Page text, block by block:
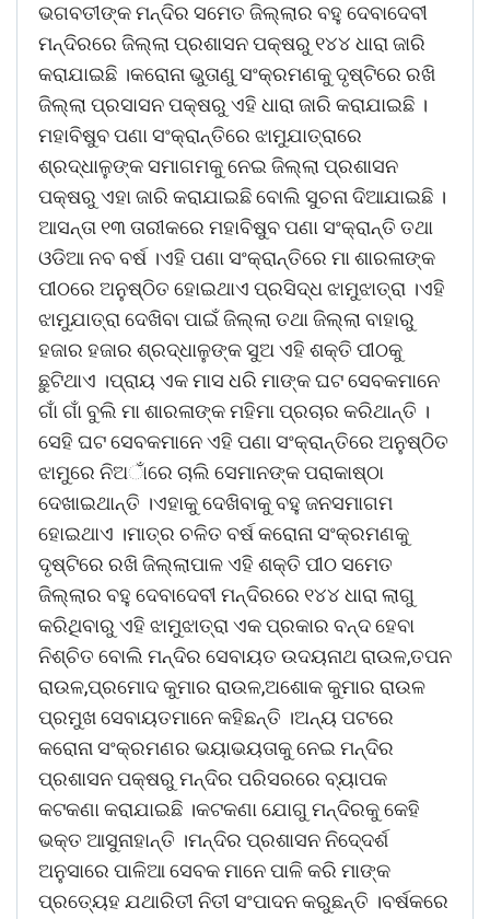
ଭଗବତୀଙ୍କ ମନ୍ଦିର ସମେତ ଜିଲ୍ଲାର ବହୁ ଦେବାଦେବୀ
ମନ୍ଦିରରେ ଜିଲ୍ଲା ପ୍ରଶାସନ ପକ୍ଷରୁ ୧୪୪ ଧାରା ଜାରି
କରାଯାଇଛି ।କରୋନା ଭୁତାଣୁ ସଂକ୍ରମଣକୁ ଦୃଷ୍ଟିରେ ରଖି
ଜିଲ୍ଲା ପ୍ରସାସନ ପକ୍ଷରୁ ଏହି ଧାରା ଜାରି କରାଯାଇଛି ।
ମହାବିଷୁବ ପଣା ସଂକ୍ରାନ୍ତିରେ ଝାମୁଯାତ୍ରାରେ
ଶ୍ରଦ୍ଧାଳୁଙ୍କ ସମାଗମକୁ ନେଇ ଜିଲ୍ଲା ପ୍ରଶାସନ
ପକ୍ଷରୁ ଏହା ଜାରି କରାଯାଇଛି ବୋଲି ସୁଚନା ଦିଆଯାଇଛି ।
ଆସନ୍ତା ୧୩ ତାରୀକରେ ମହାବିଷୁବ ପଣା ସଂକ୍ରାନ୍ତି ତଥା
ଓଡିଆ ନବ ବର୍ଷ ।ଏହି ପଣା ସଂକ୍ରାନ୍ତିରେ ମା ଶାରଳାଙ୍କ
ପୀଠରେ ଅନୁଷ୍ଠିତ ହୋଇଥାଏ ପ୍ରସିଦ୍ଧ ଝାମୁଝାତ୍ରା ।ଏହି
ଝାମୁଯାତ୍ରା ଦେଖିବା ପାଇଁ ଜିଲ୍ଲା ତଥା ଜିଲ୍ଲା ବାହାରୁ
ହଜାର ହଜାର ଶ୍ରଦ୍ଧାଳୁଙ୍କ ସୁଅ ଏହି ଶକ୍ତି ପୀଠକୁ
ଛୁଟିଥାଏ ।ପ୍ରାୟ ଏକ ମାସ ଧରି ମାଙ୍କ ଘଟ ସେବକମାନେ
ଗାଁ ଗାଁ ବୁଲି ମା ଶାରଳାଙ୍କ ମହିମା ପ୍ରଚାର କରିଥାନ୍ତି ।
ସେହି ଘଟ ସେବକମାନେ ଏହି ପଣା ସଂକ୍ରାନ୍ତିରେ ଅନୁଷ୍ଠିତ
ଝାମୁରେ ନିଅାଁରେ ଚାଲି ସେମାନଙ୍କ ପରାକାଷ୍ଠା
ଦେଖାଇଥାନ୍ତି ।ଏହାକୁ ଦେଖିବାକୁ ବହୁ ଜନସମାଗମ
ହୋଇଥାଏ ।ମାତ୍ର ଚଳିତ ବର୍ଷ କରୋନା ସଂକ୍ରମଣକୁ
ଦୃଷ୍ଟିରେ ରଖି ଜିଲ୍ଲାପାଳ ଏହି ଶକ୍ତି ପୀଠ ସମେତ
ଜିଲ୍ଲାର ବହୁ ଦେବାଦେବୀ ମନ୍ଦିରରେ ୧୪୪ ଧାରା ଲାଗୁ
କରିଥିବାରୁ ଏହି ଝାମୁଝାତ୍ରା ଏକ ପ୍ରକାର ବନ୍ଦ ହେବା
ନିଶ୍ଚିତ ବୋଲି ମନ୍ଦିର ସେବାୟତ ଉଦୟନାଥ ରାଉଳ,ତପନ
ରାଉଳ,ପ୍ରମୋଦ କୁମାର ରାଉଳ,ଅଶୋକ କୁମାର ରାଉଳ
ପ୍ରମୁଖ ସେବାୟତମାନେ କହିଛନ୍ତି ।ଅନ୍ୟ ପଟରେ
କରୋନା ସଂକ୍ରମଣର ଭୟାଭୟତାକୁ ନେଇ ମନ୍ଦିର
ପ୍ରଶାସନ ପକ୍ଷରୁ ମନ୍ଦିର ପରିସରରେ ବ୍ୟାପକ
କଟକଣା କରାଯାଇଛି ।କଟକଣା ଯୋଗୁ ମନ୍ଦିରକୁ କେହି
ଭକ୍ତ ଆସୁନାହାନ୍ତି ।ମନ୍ଦିର ପ୍ରଶାସନ ନିଦେ୍ଦର୍ଶ
ଅନୁସାରେ ପାଳିଆ ସେବକ ମାନେ ପାଳି କରି ମାଙ୍କ
ପ୍ରତ୍ୟେହ ଯଥାରିତୀ ନିତୀ ସଂପାଦନ କରୁଛନ୍ତି ।ବର୍ଷକରେ